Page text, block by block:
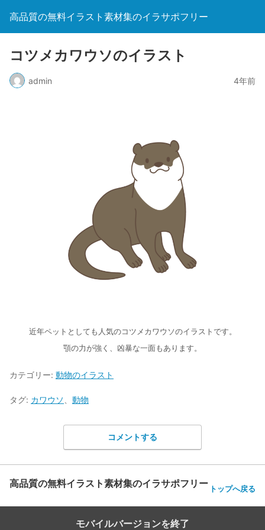
高品質の無料イラスト素材集のイラサポフリー
コツメカワウソのイラスト
admin 4年前
近年ペットとしても人気のコツメカワウソのイラストです。
顎の力が強く、凶暴な一面もあります。
カテゴリー: 動物のイラスト
タグ: カワウソ 動物
コメントする
高品質の無料イラスト素材集のイラサポフリー トップへ戻る
モバイルバージョンを終了